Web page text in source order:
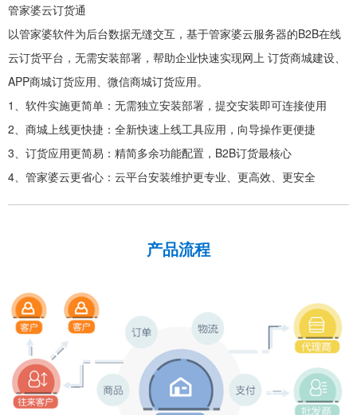
管家婆云订货通
以管家婆软件为后台数据无缝交互，基于管家婆云服务器的B2B在线
云订货平台，无需安装部署，帮助企业快速实现网上 订货商城建设、
APP商城订货应用、微信商城订货应用。
1、软件实施更简单：无需独立安装部署，提交安装即可连接使用
2、商城上线更快捷：全新快速上线工具应用，向导操作更便捷
3、订货应用更简易：精简多余功能配置，B2B订货最核心
4、管家婆云更省心：云平台安装维护更专业、更高效、更安全
产品流程